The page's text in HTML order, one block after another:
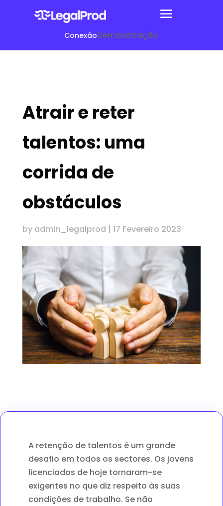
ConexãoDemonstração
Atrair e reter
talentos: uma
corrida de
obstáculos
by admin_legalprod | 17 Fevereiro 2023
A retenção de talentos é um grande
desafio em todos os sectores. Os jovens
licenciados de hoje tornaram-se
exigentes no que diz respeito às suas
condições de trabalho. Se não